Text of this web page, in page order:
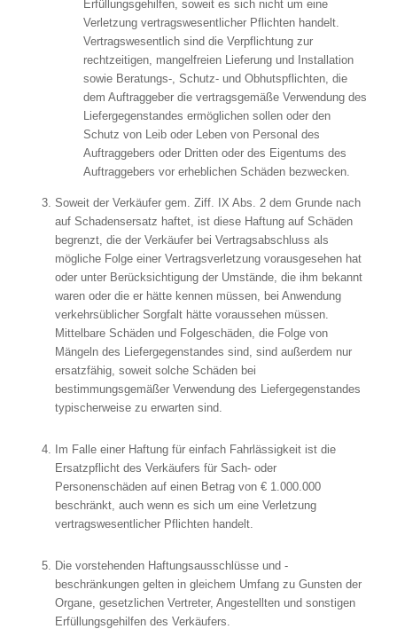
Erfüllungsgehilfen, soweit es sich nicht um eine
Verletzung vertragswesentlicher Pflichten handelt.
Vertragswesentlich sind die Verpflichtung zur
rechtzeitigen, mangelfreien Lieferung und Installation
sowie Beratungs-, Schutz- und Obhutspflichten, die
dem Auftraggeber die vertragsgemäße Verwendung des
Liefergegenstandes ermöglichen sollen oder den
Schutz von Leib oder Leben von Personal des
Auftraggebers oder Dritten oder des Eigentums des
Auftraggebers vor erheblichen Schäden bezwecken.
Soweit der Verkäufer gem. Ziff. IX Abs. 2 dem Grunde nach
auf Schadensersatz haftet, ist diese Haftung auf Schäden
begrenzt, die der Verkäufer bei Vertragsabschluss als
mögliche Folge einer Vertragsverletzung vorausgesehen hat
oder unter Berücksichtigung der Umstände, die ihm bekannt
waren oder die er hätte kennen müssen, bei Anwendung
verkehrsüblicher Sorgfalt hätte voraussehen müssen.
Mittelbare Schäden und Folgeschäden, die Folge von
Mängeln des Liefergegenstandes sind, sind außerdem nur
ersatzfähig, soweit solche Schäden bei
bestimmungsgemäßer Verwendung des Liefergegenstandes
typischerweise zu erwarten sind.
Im Falle einer Haftung für einfach Fahrlässigkeit ist die
Ersatzpflicht des Verkäufers für Sach- oder
Personenschäden auf einen Betrag von € 1.000.000
beschränkt, auch wenn es sich um eine Verletzung
vertragswesentlicher Pflichten handelt.
Die vorstehenden Haftungsausschlüsse und -
beschränkungen gelten in gleichem Umfang zu Gunsten der
Organe, gesetzlichen Vertreter, Angestellten und sonstigen
Erfüllungsgehilfen des Verkäufers.